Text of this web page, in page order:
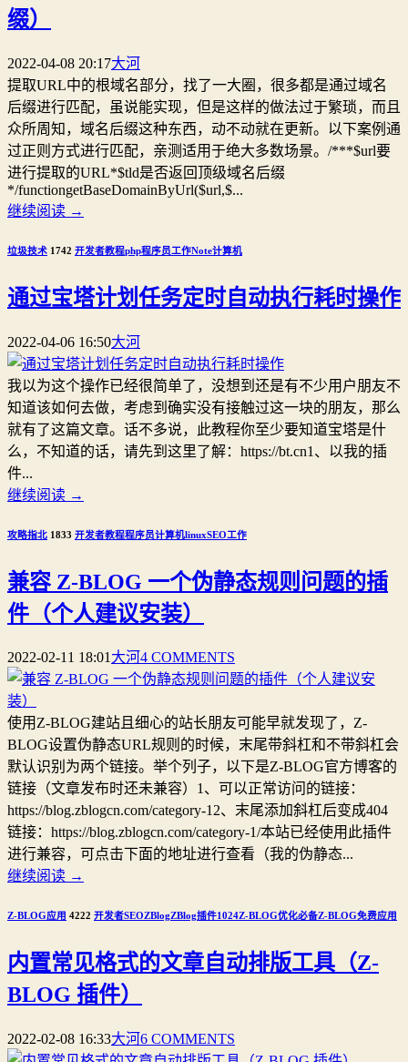
缀）
2022-04-08 20:17大河
提取URL中的根域名部分，找了一大圈，很多都是通过域名
后缀进行匹配，虽说能实现，但是这样的做法过于繁琐，而且
众所周知，域名后缀这种东西，动不动就在更新。以下案例通
过正则方式进行匹配，亲测适用于绝大多数场景。/***$url要
进行提取的URL*$tld是否返回顶级域名后缀
*/functiongetBaseDomainByUrl($url,$...
继续阅读 →
垃圾技术 1742 开发者教程php程序员工作Note计算机
通过宝塔计划任务定时自动执行耗时操作
2022-04-06 16:50大河
我以为这个操作已经很简单了，没想到还是有不少用户朋友不
知道该如何去做，考虑到确实没有接触过这一块的朋友，那么
就有了这篇文章。话不多说，此教程你至少要知道宝塔是什
么，不知道的话，请先到这里了解：https://bt.cn1、以我的插
件...
继续阅读 →
攻略指北 1833 开发者教程程序员计算机linuxSEO工作
兼容 Z-BLOG 一个伪静态规则问题的插
件（个人建议安装）
2022-02-11 18:01大河 4 COMMENTS
使用Z-BLOG建站且细心的站长朋友可能早就发现了，Z-
BLOG设置伪静态URL规则的时候，末尾带斜杠和不带斜杠会
默认识别为两个链接。举个列子，以下是Z-BLOG官方博客的
链接（文章发布时还未兼容）1、可以正常访问的链接：
https://blog.zblogcn.com/category-12、末尾添加斜杠后变成404
链接：https://blog.zblogcn.com/category-1/本站已经使用此插件
进行兼容，可点击下面的地址进行查看（我的伪静态...
继续阅读 →
Z-BLOG应用 4222 开发者SEOZBlogZBlog插件1024Z-BLOG优化必备Z-BLOG免费应用
内置常见格式的文章自动排版工具（Z-
BLOG 插件）
2022-02-08 16:33大河6 COMMENTS